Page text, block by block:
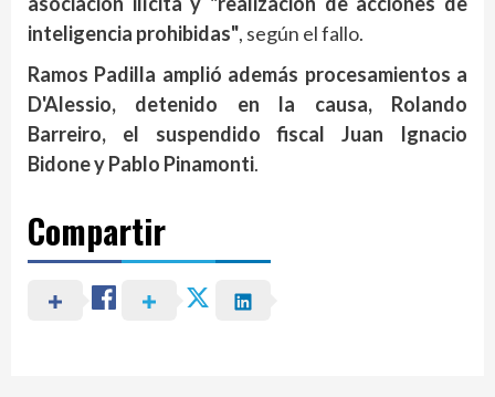
inteligencia prohibidas", según el fallo.
Ramos Padilla amplió además procesamientos a
D'Alessio, detenido en la causa, Rolando
Barreiro, el suspendido fiscal Juan Ignacio
Bidone y Pablo Pinamonti.
Compartir